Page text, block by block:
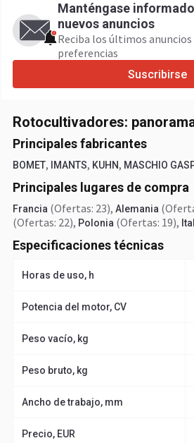
Manténgase
nuevos anuncios
Reciba los últimos anuncios
preferencias
Suscribirse
Rotocultivadores:
Principales fabricantes
BOMET, IMANTS, KUHN, MASCHIO
Principales lugares de compra
Francia (Ofertas: 23), Alemania
(Ofertas: 22), Polonia (Ofertas: 19),
Especificaciones técnicas
Horas de uso, h
Potencia del motor, CV
Peso vacío, kg
Peso bruto, kg
Ancho de trabajo, mm
Precio, EUR